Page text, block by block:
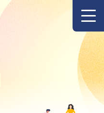
メニュー